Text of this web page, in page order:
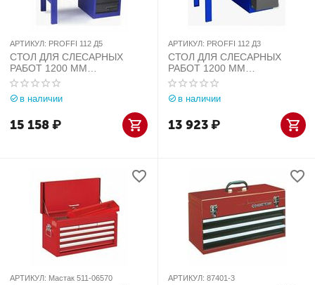
АРТИКУЛ: PROFFI 112 Д5
СТОЛ ДЛЯ СЛЕСАРНЫХ
РАБОТ 1200 ММ
ОДНОТУМБОВЫЙ С 5-МЯ
ЯЩИКАМИ БЕЗ ЭКРАНА
в наличии
15 158₽
АРТИКУЛ: PROFFI 112 Д3
СТОЛ ДЛЯ СЛЕСАРНЫХ
РАБОТ 1200 ММ
ОДНОТУМБОВЫЙ С 3-МЯ
ЯЩИКАМИ БЕЗ ЭКРАНА
в наличии
13 923₽
АРТИКУЛ: Мастак 511-06570 АРТИКУЛ: 87401-3